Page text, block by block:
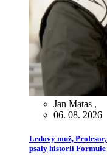
Jan Matas ,
06. 08. 2026
Ledový muž,
psaly historii Formule